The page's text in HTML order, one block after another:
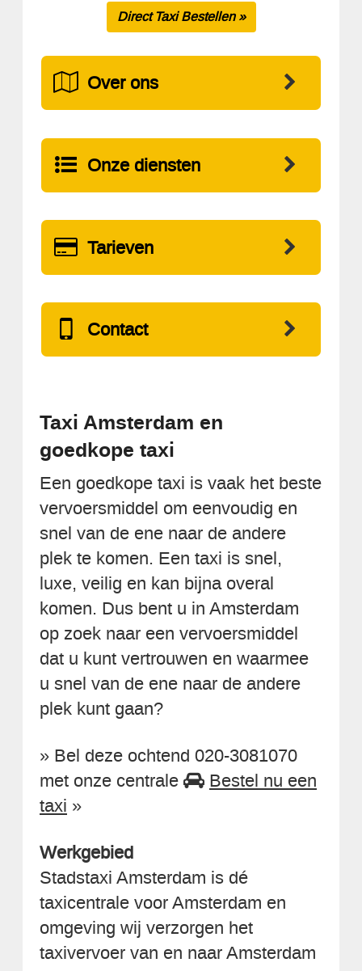
Direct Taxi Bestellen »
Over ons
Onze diensten
Tarieven
Contact
Taxi Amsterdam en
goedkope taxi
Een goedkope taxi is vaak het beste
vervoersmiddel om eenvoudig en
snel van de ene naar de andere
plek te komen. Een taxi is snel,
luxe, veilig en kan bijna overal
komen. Dus bent u in Amsterdam
op zoek naar een vervoersmiddel
dat u kunt vertrouwen en waarmee
u snel van de ene naar de andere
plek kunt gaan?
» Bel deze ochtend 020-3081070
met onze centrale
Bestel nu een
taxi »
Werkgebied
Stadstaxi Amsterdam is dé
taxicentrale voor Amsterdam en
omgeving wij verzorgen het
taxivervoer van en naar Amsterdam